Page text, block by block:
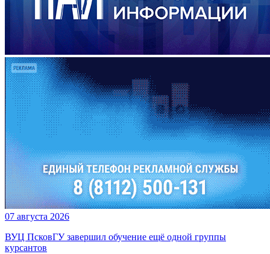
07 августа 2026
ВУЦ ПсковГУ завершил обучение ещё одной группы
курсантов